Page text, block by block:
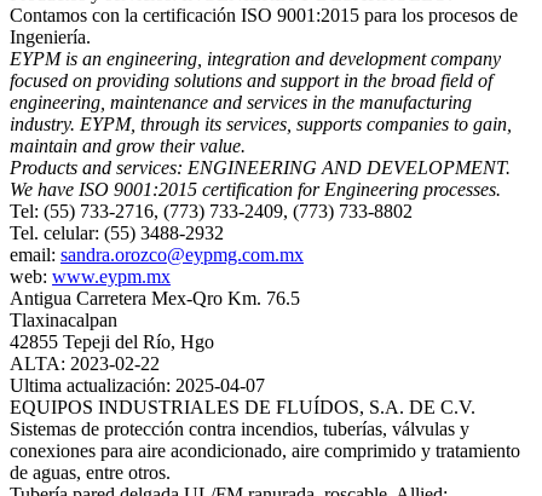
Contamos con la certificación ISO 9001:2015 para los procesos de
Ingeniería.
EYPM is an engineering, integration and development company
focused on providing solutions and support in the broad field of
engineering, maintenance and services in the manufacturing
industry. EYPM, through its services, supports companies to gain,
maintain and grow their value.
Products and services: ENGINEERING AND DEVELOPMENT.
We have ISO 9001:2015 certification for Engineering processes.
Tel: (55) 733-2716, (773) 733-2409, (773) 733-8802
Tel. celular: (55) 3488-2932
email: sandra.orozco@eypmg.com.mx
web: www.eypm.mx
Antigua Carretera Mex-Qro Km. 76.5
Tlaxinacalpan
42855 Tepeji del Río, Hgo
ALTA: 2023-02-22
Ultima actualización: 2025-04-07
EQUIPOS INDUSTRIALES DE FLUÍDOS, S.A. DE C.V.
Sistemas de protección contra incendios, tuberías, válvulas y
conexiones para aire acondicionado, aire comprimido y tratamiento
de aguas, entre otros.